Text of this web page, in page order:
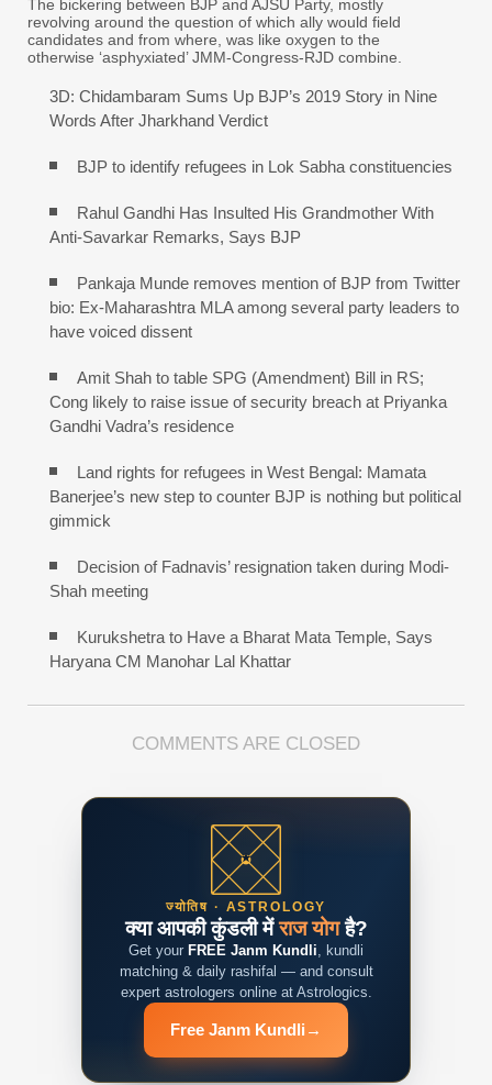
The bickering between BJP and AJSU Party, mostly
revolving around the question of which ally would field
candidates and from where, was like oxygen to the
otherwise ‘asphyxiated’ JMM-Congress-RJD combine.
3D: Chidambaram Sums Up BJP’s 2019 Story in Nine
Words After Jharkhand Verdict
BJP to identify refugees in Lok Sabha constituencies
Rahul Gandhi Has Insulted His Grandmother With
Anti-Savarkar Remarks, Says BJP
Pankaja Munde removes mention of BJP from Twitter
bio: Ex-Maharashtra MLA among several party leaders to
have voiced dissent
Amit Shah to table SPG (Amendment) Bill in RS;
Cong likely to raise issue of security breach at Priyanka
Gandhi Vadra’s residence
Land rights for refugees in West Bengal: Mamata
Banerjee’s new step to counter BJP is nothing but political
gimmick
Decision of Fadnavis’ resignation taken during Modi-
Shah meeting
Kurukshetra to Have a Bharat Mata Temple, Says
Haryana CM Manohar Lal Khattar
COMMENTS ARE CLOSED
ज्योतिष · ASTROLOGY
क्या आपकी कुंडली मेंराज योगहै?
Get your FREE Janm Kundli , kundli
matching & daily rashifal — and consult
expert astrologers online at Astrologics.
Free Janm Kundli →